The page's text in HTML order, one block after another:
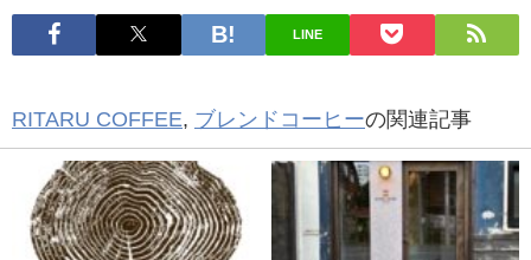
LINE
RITARU COFFEE, ブレンドコーヒーの関連記事